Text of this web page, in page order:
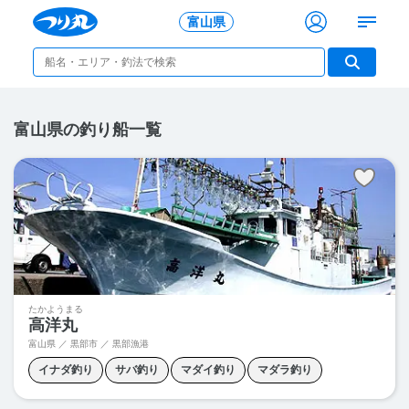
富山県
富山県の釣り船一覧
たかようまる
高洋丸
富山県 ／ 黒部市 ／ 黒部漁港
イナダ釣り サバ釣り マダイ釣り マダラ釣り
ワラサ釣り